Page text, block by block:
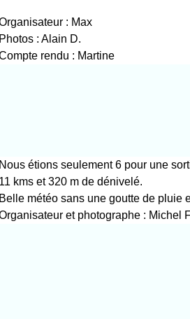
: Max
Photos : Alain D.
rendu : Martine
Nous étions seulement 6 pour une
11 kms et 320 m de dénivelé.
Belle météo sans une goutte de pluie
et photographe : Michel